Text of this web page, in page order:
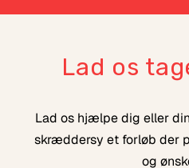
Lad os
Lad os hjælpe dig eller
skræddersy et forløb der
og